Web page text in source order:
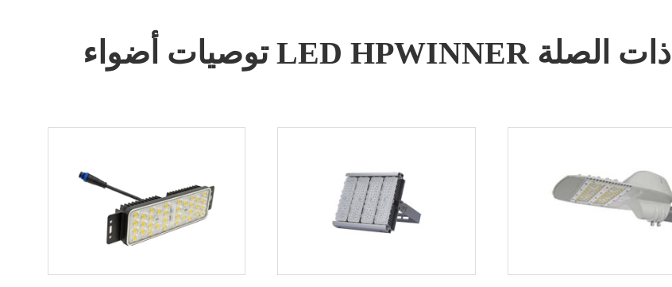
توصيات أضواء LED HPWINNER ذات الصلة